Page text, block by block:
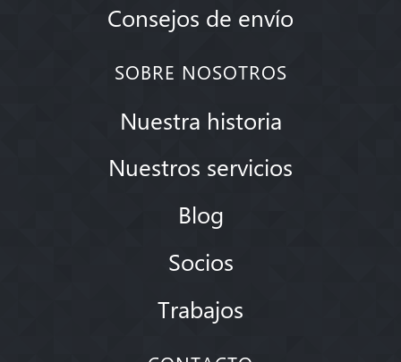
Consejos de envío
SOBRE NOSOTROS
Nuestra historia
Nuestros servicios
Blog
Socios
Trabajos